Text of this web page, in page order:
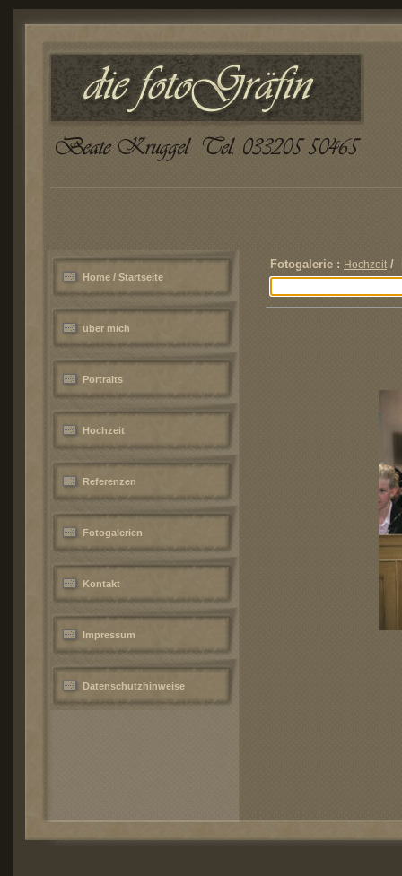
Home / Startseite
über mich
Portraits
Hochzeit
Referenzen
Fotogalerien
Kontakt
Impressum
Datenschutzhinweise
Fotogalerie : Hochzeit/